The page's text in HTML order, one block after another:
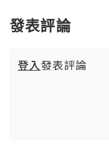
發表評論
登入發表評論